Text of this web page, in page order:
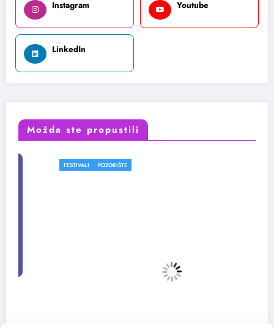
Instagram Youtube
LinkedIn
Možda ste propustili
POZORIŠTE